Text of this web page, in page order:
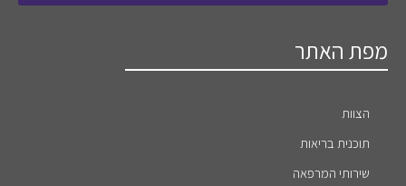
מפת האתר
הצוות
תוכנית בריאות
שירותי המרפאה